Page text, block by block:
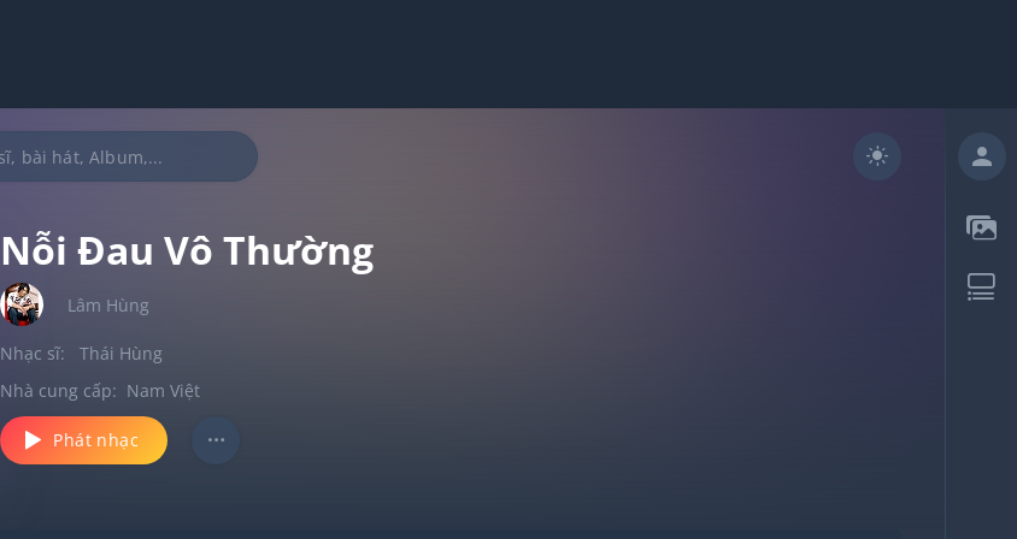
Nỗi Đau Vô Thường
Lâm Hùng
Nhạc sĩ: Thái Hùng
Nhà cung cấp: Nam Việt
Phát nhạc